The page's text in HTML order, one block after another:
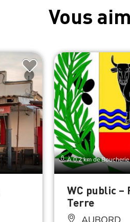
Vous
À 0.2 km de
WC public –
Terre